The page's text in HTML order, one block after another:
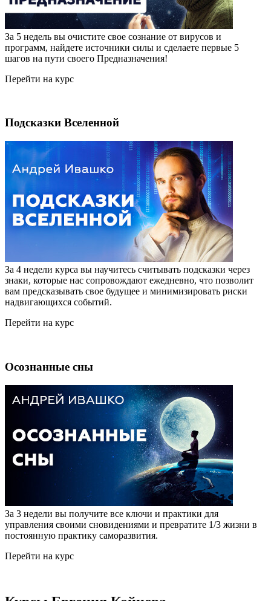
За 5 недель вы очистите свое сознание от вирусов и
программ, найдете источники силы и сделаете первые 5
шагов на пути своего Предназначения!
Перейти на курс
Подсказки Вселенной
За 4 недели курса вы научитесь считывать подсказки через
знаки, которые нас сопровождают ежедневно, что позволит
вам предсказывать свое будущее и минимизировать риски
надвигающихся событий.
Перейти на курс
Осознанные сны
За 3 недели вы получите все ключи и практики для
управления своими сновидениями и превратите 1/3 жизни в
постоянную практику саморазвития.
Перейти на курс